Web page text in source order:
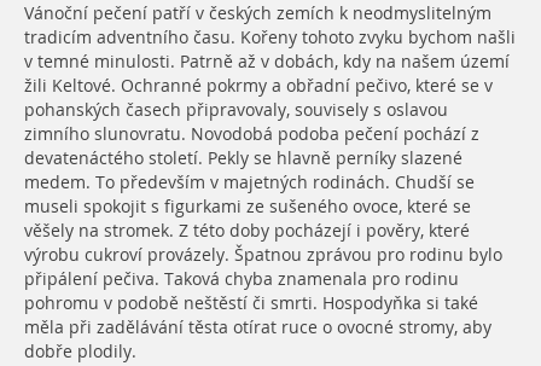
Vánoční pečení patří v českých zemích k neodmyslitelným
tradicím adventního času. Kořeny tohoto zvyku bychom našli
v temné minulosti. Patrně až v dobách, kdy na našem území
žili Keltové. Ochranné pokrmy a obřadní pečivo, které se v
pohanských časech připravovaly, souvisely s oslavou
zimního slunovratu. Novodobá podoba pečení pochází z
devatenáctého století. Pekly se hlavně perníky slazené
medem. To především v majetných rodinách. Chudší se
museli spokojit s figurkami ze sušeného ovoce, které se
věšely na stromek. Z této doby pocházejí i pověry, které
výrobu cukroví provázely. Špatnou zprávou pro rodinu bylo
připálení pečiva. Taková chyba znamenala pro rodinu
pohromu v podobě neštěstí či smrti. Hospodyňka si také
měla při zadělávání těsta otírat ruce o ovocné stromy, aby
dobře plodily.